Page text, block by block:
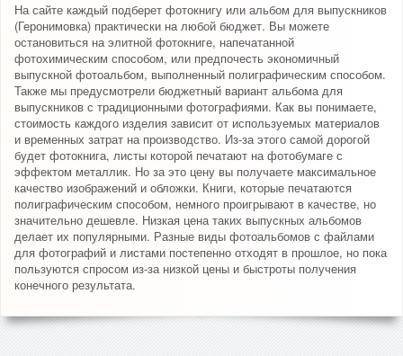
На сайте каждый подберет фотокнигу или альбом для выпускников
(Геронимовка) практически на любой бюджет. Вы можете
остановиться на элитной фотокниге, напечатанной
фотохимическим способом, или предпочесть экономичный
выпускной фотоальбом, выполненный полиграфическим способом.
Также мы предусмотрели бюджетный вариант альбома для
выпускников с традиционными фотографиями. Как вы понимаете,
стоимость каждого изделия зависит от используемых материалов
и временных затрат на производство. Из-за этого самой дорогой
будет фотокнига, листы которой печатают на фотобумаге с
эффектом металлик. Но за это цену вы получаете максимальное
качество изображений и обложки. Книги, которые печатаются
полиграфическим способом, немного проигрывают в качестве, но
значительно дешевле. Низкая цена таких выпускных альбомов
делает их популярными. Разные виды фотоальбомов с файлами
для фотографий и листами постепенно отходят в прошлое, но пока
пользуются спросом из-за низкой цены и быстроты получения
конечного результата.